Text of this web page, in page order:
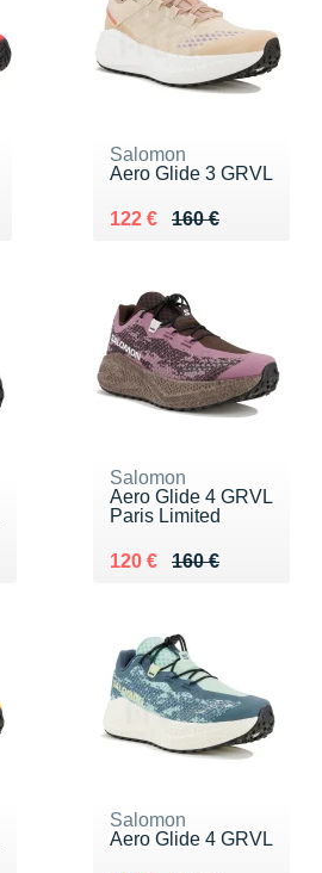
Salomon
Aero Glide 3 GRVL
160 €
Au lieu de 160 €
122 €
Vendu 122 €
Salomon
Aero Glide 4 GRVL
Paris Limited
160 €
Au lieu de 160 €
120 €
Vendu 120 €
Salomon
Aero Glide 4 GRVL